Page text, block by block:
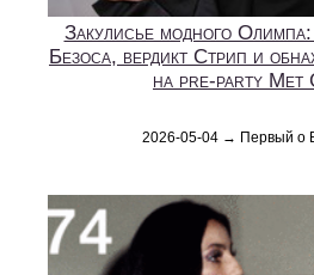
Закулисье модного Олимпа:
Безоса, вердикт Стрип и
на pre-party Met
2026-05-04 → Первый о